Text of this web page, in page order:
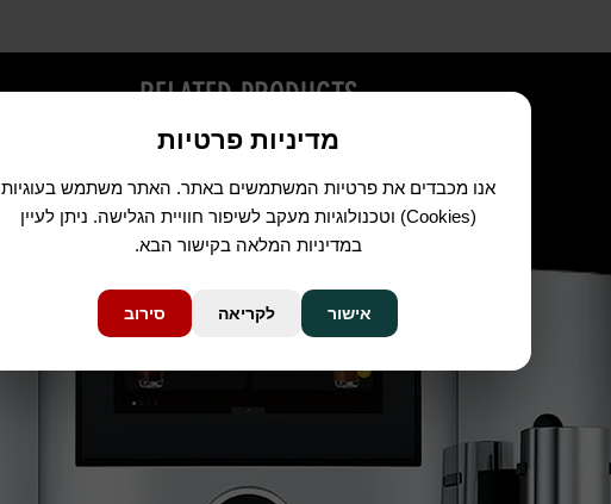
RELATED PRODUCTS
מדיניות פרטיות
אנו מכבדים את פרטיות המשתמשים באתר. האתר משתמש בעוגיות
(Cookies) וטכנולוגיות מעקב לשיפור חוויית הגלישה. ניתן לעיין
במדיניות המלאה בקישור הבא.
אישור לקריאה סירוב